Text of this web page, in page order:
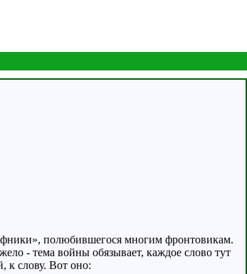
полюбившегося многим фронтовикам.
- тема войны обязывает, каждое слово тут
к слову. Вот оно: